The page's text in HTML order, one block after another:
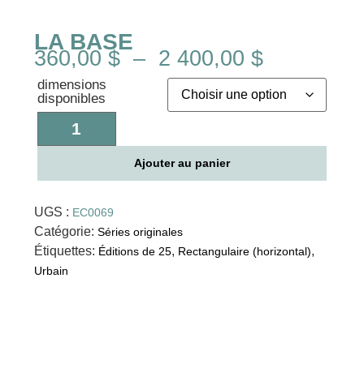
LA BASE
360,00 $ – 2 400,00 $
dimensions
disponibles
Ajouter au panier
UGS : EC0069
Catégorie: Séries originales
Étiquettes: Éditions de 25, Rectangulaire (horizontal),
Urbain